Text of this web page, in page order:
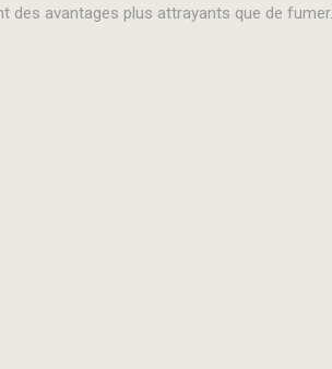
des avantages plus attrayants que de fumer.